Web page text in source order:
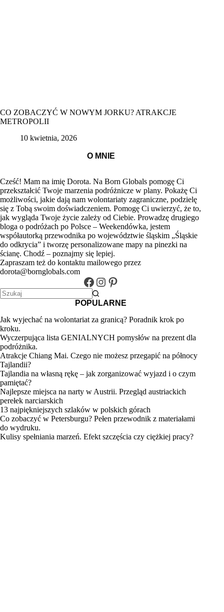
CO ZOBACZYĆ W NOWYM JORKU? ATRAKCJE
METROPOLII
10 kwietnia, 2026
O MNIE
Cześć! Mam na imię Dorota. Na Born Globals pomogę Ci
przekształcić Twoje marzenia podróżnicze w plany. Pokażę Ci
możliwości, jakie dają nam wolontariaty zagraniczne, podzielę
się z Tobą swoim doświadczeniem. Pomogę Ci uwierzyć, że to,
jak wygląda Twoje życie zależy od Ciebie. Prowadzę drugiego
bloga o podróżach po Polsce – Weekendówka, jestem
współautorką przewodnika po województwie śląskim „Śląskie
do odkrycia” i tworzę personalizowane mapy na pinezki na
ścianę. Chodź – poznajmy się lepiej.
Zapraszam też do kontaktu mailowego przez
dorota@bornglobals.com
Facebook
Instagram
Pinterest
POPULARNE
Jak wyjechać na wolontariat za granicą? Poradnik krok po
kroku.
Wyczerpująca lista GENIALNYCH pomysłów na prezent dla
podróżnika.
Atrakcje Chiang Mai. Czego nie możesz przegapić na północy
Tajlandii?
Tajlandia na własną rękę – jak zorganizować wyjazd i o czym
pamiętać?
Najlepsze miejsca na narty w Austrii. Przegląd austriackich
perełek narciarskich
13 najpiękniejszych szlaków w polskich górach
Co zobaczyć w Petersburgu? Pełen przewodnik z materiałami
do wydruku.
Kulisy spełniania marzeń. Efekt szczęścia czy ciężkiej pracy?